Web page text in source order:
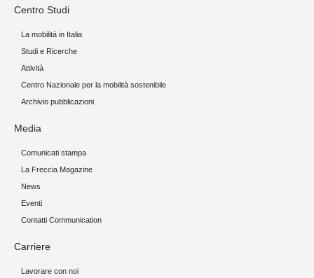
Centro Studi
La mobilità in Italia
Studi e Ricerche
Attività
Centro Nazionale per la mobilità sostenibile
Archivio pubblicazioni
Media
Comunicati stampa
La Freccia Magazine
News
Eventi
Contatti Communication
Carriere
Lavorare con noi